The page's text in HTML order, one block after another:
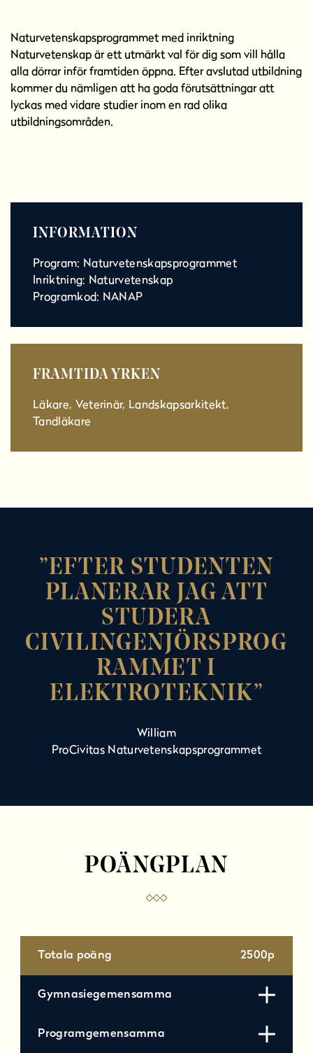
Naturvetenskapsprogrammet med inriktning
Naturvetenskap är ett utmärkt val för dig som vill hålla
alla dörrar inför framtiden öppna. Efter avslutad utbildning
kommer du nämligen att ha goda förutsättningar att
lyckas med vidare studier inom en rad olika
utbildningsområden.
INFORMATION
Program: Naturvetenskapsprogrammet
Inriktning: Naturvetenskap
Programkod: NANAP
FRAMTIDA YRKEN
Läkare, Veterinär, Landskapsarkitekt,
Tandläkare
EFTER STUDENTEN
PLANERAR JAG ATT
STUDERA
CIVILINGENJÖRSPROG
RAMMET I
ELEKTROTEKNIK
William
ProCivitas Naturvetenskapsprogrammet
POÄNGPLAN
Totala poäng 2500p
Gymnasiegemensamma
Programgemensamma